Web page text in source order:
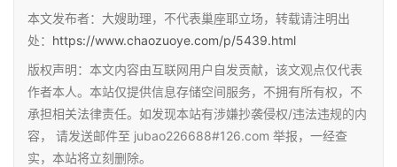
本文发布者：大嫂助理，不代表巢座耶立场，转载请注明出
处： https://www.chaozuoye.com/p/5439.html
版权声明：本文内容由互联网用户自发贡献，该文观点仅代表
作者本人。本站仅提供信息存储空间服务，不拥有所有权，不
承担相关法律责任。如发现本站有涉嫌抄袭侵权/违法违规的内
容， 请发送邮件至 jubao226688#126.com 举报，一经查
实，本站将立刻删除。